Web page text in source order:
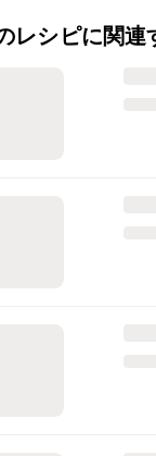
レシピに関連